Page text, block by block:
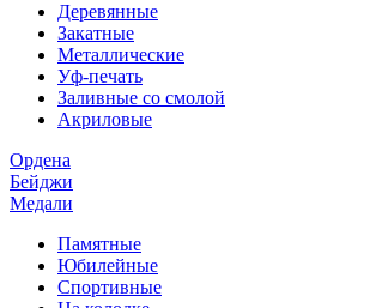
Деревянные
Закатные
Металлические
Уф-печать
Заливные со смолой
Акриловые
Ордена
Бейджи
Медали
Памятные
Юбилейные
Спортивные